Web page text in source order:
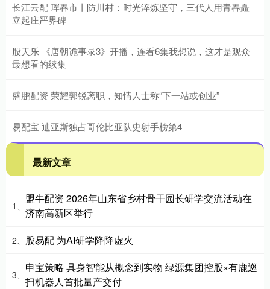
长江云配 珲春市丨防川村：时光淬炼坚守，三代人用青春矗
立起庄严界碑
股天乐 《唐朝诡事录3》开播，连看6集我想说，这才是观众
最想看的续集
盛鹏配资 荣耀郭锐离职，知情人士称“下一站或创业”
易配宝 迪亚斯独占哥伦比亚队史射手榜第4
最新文章
1、
盟牛配资 2026年山东省乡村骨干园长研学交流活动在
济南高新区举行
2、 股易配 为AI研学降降虚火
3、
申宝策略 具身智能从概念到实物 绿源集团控股×有鹿巡
扫机器人首批量产交付